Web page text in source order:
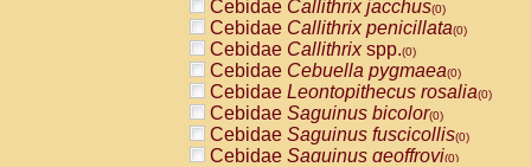
Cebidae Callithrix jacchus(0)
Cebidae Callithrix penicillata(0)
Cebidae Callithrixspp.(0)
Cebidae Cebuella pygmaea(0)
Cebidae Leontopithecus rosalia(0)
Cebidae Saguinus bicolor(0)
Cebidae Saguinus fuscicollis(0)
Cebidae Saguinus geoffroyi(0)